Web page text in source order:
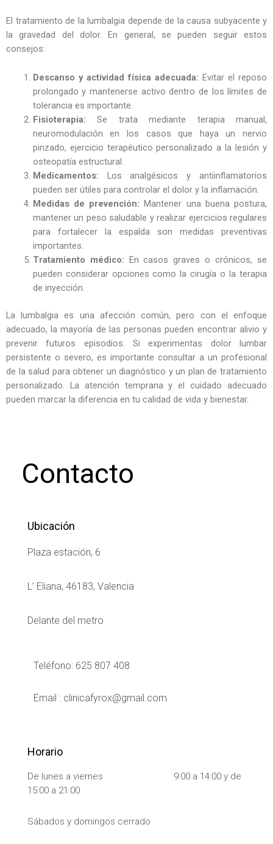
El tratamiento de la lumbalgia depende de la causa subyacente y
la gravedad del dolor. En general, se pueden seguir estos
consejos:
Descanso y actividad física adecuada: Evitar el reposo
prolongado y mantenerse activo dentro de los límites de
tolerancia es importante.
Fisioterapia: Se trata mediante terapia manual,
neuromodulación en los casos que haya un nervio
pinzado, ejercicio terapéutico personalizado a la lesión y
osteopatía estructural.
Medicamentos: Los analgésicos y antiinflamatorios
pueden ser útiles para controlar el dolor y la inflamación.
Medidas de prevención: Mantener una buena postura,
mantener un peso saludable y realizar ejercicios regulares
para fortalecer la espalda son medidas preventivas
importantes.
Tratamiento médico: En casos graves o crónicos, se
pueden considerar opciones como la cirugía o la terapia
de inyección.
La lumbalgia es una afección común, pero con el enfoque
adecuado, la mayoría de las personas pueden encontrar alivio y
prevenir futuros episodios. Si experimentas dolor lumbar
persistente o severo, es importante consultar a un profesional
de la salud para obtener un diagnóstico y un plan de tratamiento
personalizado. La atención temprana y el cuidado adecuado
pueden marcar la diferencia en tu calidad de vida y bienestar.
Contacto
Ubicación
Plaza estación, 6
L’ Eliana, 46183, Valencia
Delante del metro
Teléfono: 625 807 408
Email : clinicafyrox@gmail.com
Horario
De lunes a viernes 9:00 a 14:00 y de
15:00 a 21:00
Sábados y domingos cerrado